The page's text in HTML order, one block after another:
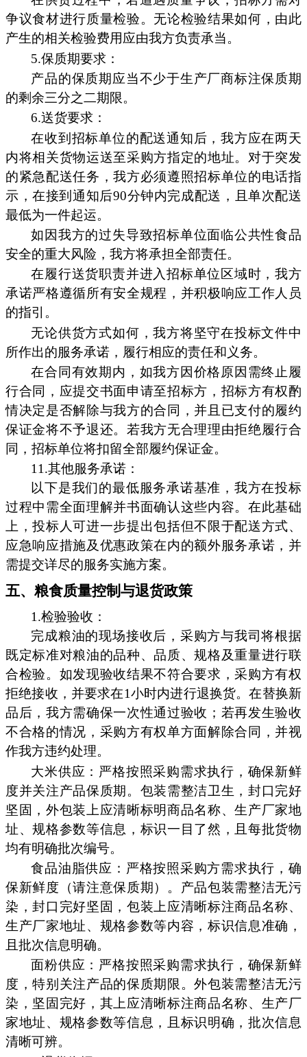
争议食材进行质量检验。无论检验结果如何，由此
产生的相关检验费用应由我方负责承当。
5.保质期要求：
产品的保质期应当不少于生产厂商标注保质期
的剩余三分之二期限。
6.送货要求：
在收到招标单位的配送通知后，我方应在两天
内将相关货物运送至采购方指定的地址。对于突发
的紧急配送任务，我方必须遵照招标单位的电话指
示，在接到通知后90分钟内完成配送，且单次配送
最低为一件起运。
如因我方的过失导致招标单位面临公共性食品
安全的重大风险，我方将承担全部责任。
在履行送货职责并进入招标单位区域时，我方
承诺严格遵循所有安全规程，并积极响应工作人员
的指引。
无论供货方式如何，我方将坚守在投标文件中
所作出的服务承诺，履行相应的责任和义务。
在合同有效期内，如我方因价格原因需终止履
行合同，应提交书面申请至招标方，招标方有权酌
情决定是否解除与我方的合同，并且已支付的履约
保证金将不予退还。若我方无合理理由拒绝履行合
同，招标单位将扣留全部履约保证金。
11.其他服务承诺：
以下是我们的最低服务承诺基准，我方在投标
过程中需全面理解并书面确认这些内容。在此基础
上，投标人可进一步提出包括但不限于配送方式、
应急响应措施及优惠政策在内的额外服务承诺，并
需提交详尽的服务实施方案。
五、粮食质量控制与退货政策
1.检验验收：
完成粮油的现场接收后，采购方与我司将根据
既定标准对粮油的品种、品质、规格及重量进行联
合检验。如发现验收结果不符合要求，采购方有权
拒绝接收，并要求在1小时内进行退换货。在替换新
品后，我方需确保一次性通过验收；若再发生验收
不合格的情况，采购方有权单方面解除合同，并视
作我方违约处理。
大米供应：严格按照采购需求执行，确保新鲜
度并关注产品保质期。包装需整洁卫生，封口完好
坚固，外包装上应清晰标明商品名称、生产厂家地
址、规格参数等信息，标识一目了然，且每批货物
均有明确批次编号。
食品油脂供应：严格按照采购方需求执行，确
保新鲜度（请注意保质期）。产品包装需整洁无污
染，封口完好坚固，包装上应清晰标注商品名称、
生产厂家地址、规格参数等内容，标识信息准确，
且批次信息明确。
面粉供应：严格按照采购需求执行，确保新鲜
度，特别关注产品的保质期限。外包装需整洁无污
染，坚固完好，其上应清晰标注商品名称、生产厂
家地址、规格参数等信息，且标识明确，批次信息
清晰可辨。